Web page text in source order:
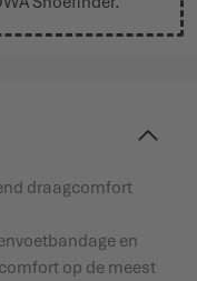
draagcomfort
en
op de meest